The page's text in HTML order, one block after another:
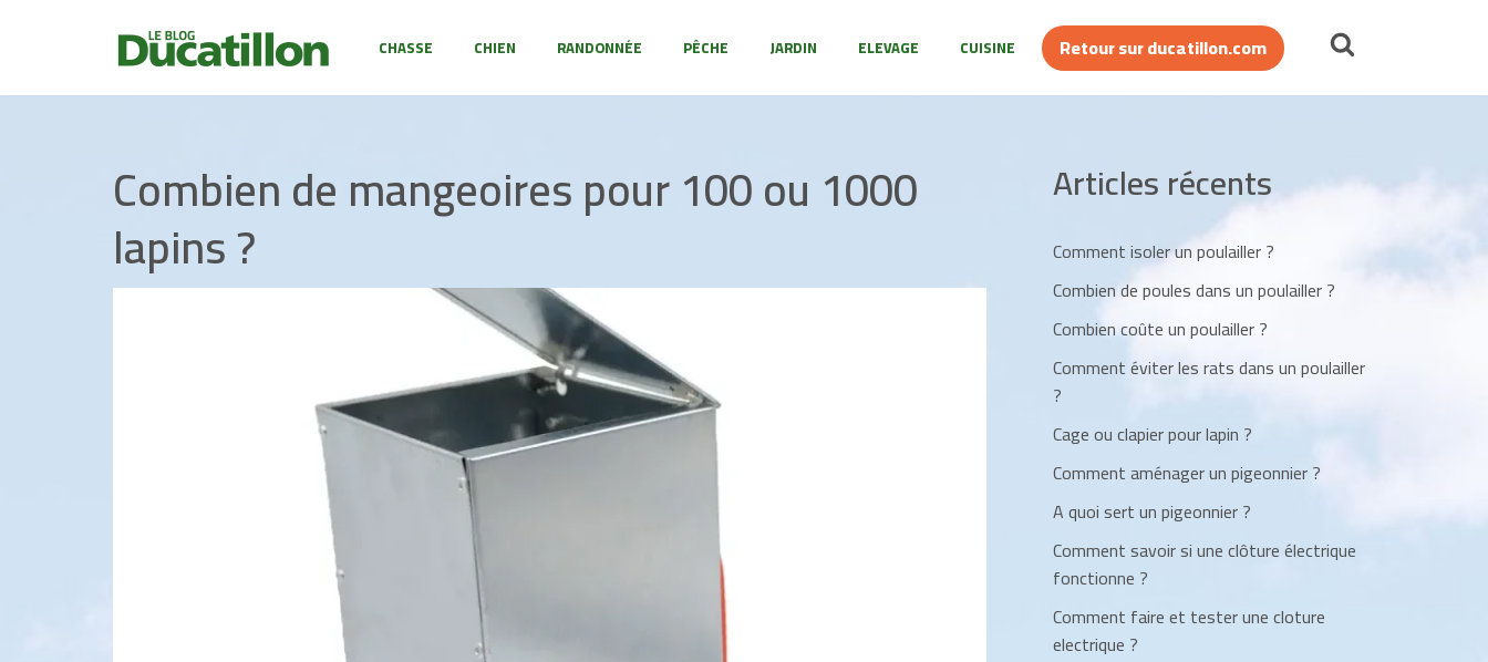
au
CHASSE CHIEN RANDONNÉE PÊCHE JARDIN ELEVAGE CUISINE Retour sur ducatillon.com
Combien de mangeoires pour 100 ou 1000
lapins ?
Articles récents
Comment isoler un poulailler ?
Combien de poules dans un poulailler ?
Combien coûte un poulailler ?
Comment éviter les rats dans un poulailler
?
Cage ou clapier pour lapin ?
Comment aménager un pigeonnier ?
A quoi sert un pigeonnier ?
Comment savoir si une clôture électrique
fonctionne ?
Comment faire et tester une cloture
electrique ?